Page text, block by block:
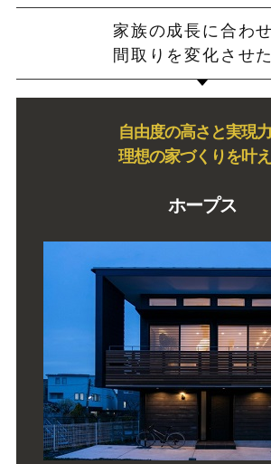
家族の成長に合わ
間取りを変化させ
自由度の高さと実現
理想の家づくりを叶
ホープス